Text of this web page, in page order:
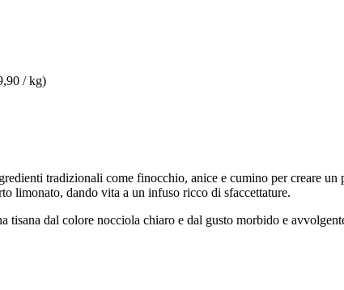
/ kg)
tradizionali come finocchio, anice e cumino per creare
limonato, dando vita a un infuso ricco di sfaccettature.
dal colore nocciola chiaro e dal gusto morbido e